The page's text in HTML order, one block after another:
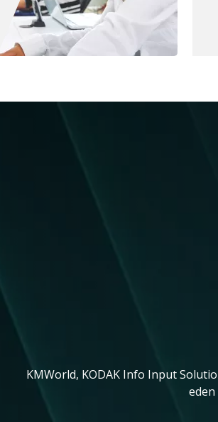
KMWorld, KODAK Info Input
eden